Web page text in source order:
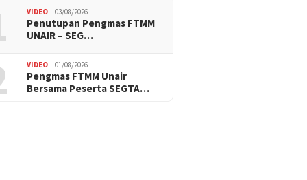
VIDEO 03/08/2026
Penutupan Pengmas FTMM
UNAIR – SEG…
VIDEO 01/08/2026
Pengmas FTMM Unair
Bersama Peserta SEGTA…